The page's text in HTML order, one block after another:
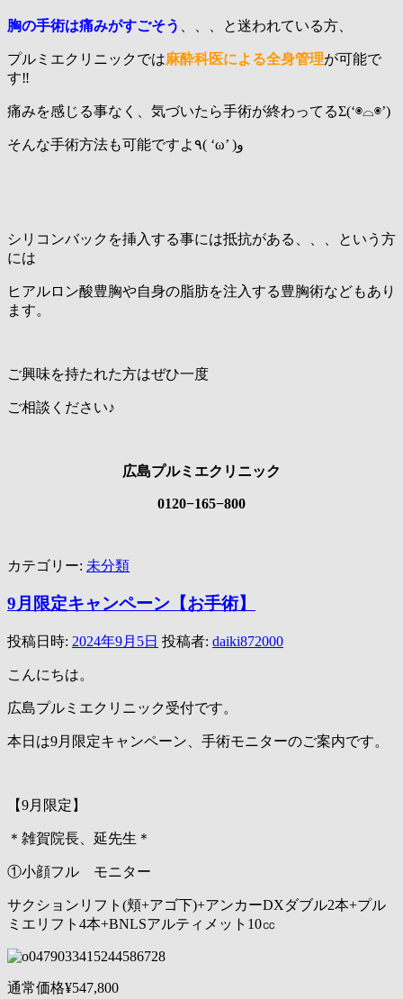
胸の手術は痛みがすごそう 、、、と迷われている方、
プルミエクリニックでは麻酔科医による全身管理が可能で
す‼️
痛みを感じる事なく、気づいたら手術が終わってるΣ(‘◉⌓◉’)
そんな手術方法も可能ですよ٩( ‘ω’ )و
シリコンバックを挿入する事には抵抗がある、、、という方
には
ヒアルロン酸豊胸や自身の脂肪を注入する豊胸術などもあり
ます。
ご興味を持たれた方はぜひ一度
ご相談ください♪
広島プルミエクリニック
0120−165−800
カテゴリー: 未分類
9月限定キャンペーン【お手術】
投稿日時: 2024年9月5日 投稿者: daiki872000
こんにちは。
広島プルミエクリニック受付です。
本日は9月限定キャンペーン、手術モニターのご案内です。
【9月限定】
＊雑賀院長、延先生＊
①小顔フル モニター
サクションリフト(頬+アゴ下)+アンカーDXダブル2本+プル
ミエリフト4本+BNLSアルティメット10㏄
通常価格¥547,800